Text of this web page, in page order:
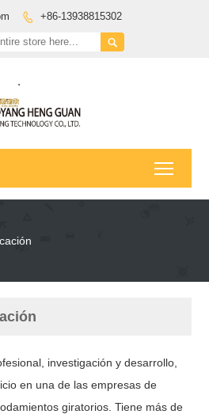
 +86-13938815302

investigación y desarrollo,
en una de las empresas de
giratorios. Tiene más de